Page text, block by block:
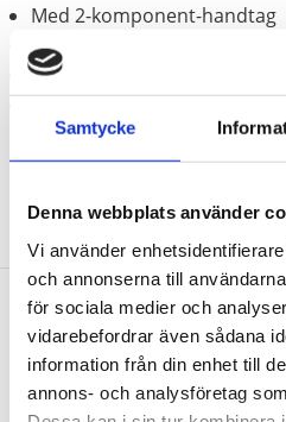
Samtycke
Denna webbplats använder
Vi använder
och annonserna till
för sociala medier och
vidarebefordrar även sådana
information från din enhet till
annons- och analysföretag
Med 2-komponent-handtag
Härdad klinga
Kromad med polerad spets
Klinga av krom vanadium